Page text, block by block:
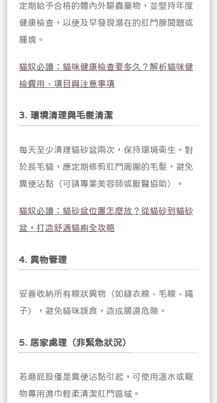
定期給予合格的體內外驅蟲藥物，並堅持年度
健康檢查，以便及早發現潛在的肛門腺問題或
腫塊。
貓奴必讀：貓咪健康檢查要多久？解析貓咪健
檢費用、項目與注意事項
3. 環境清理與毛髮清潔
每天至少清理貓砂盆兩次，保持環境衛生。對
於長毛貓，應定期修剪肛門周圍的毛髮，避免
糞便沾黏（可請專業美容師或獸醫協助）。
貓奴必讀：貓砂盆位置怎麼放？從貓砂到貓砂
盆，打造舒適貓廁全攻略
4. 異物管理
妥善收納所有線狀異物（如縫衣線、毛線、繩
子），避免貓咪誤食，造成腸道危險。
5. 居家處理（非緊急狀況）
若磨屁股僅是糞便沾黏引起，可使用溫水或寵
物專用濕巾輕柔清潔肛門區域。